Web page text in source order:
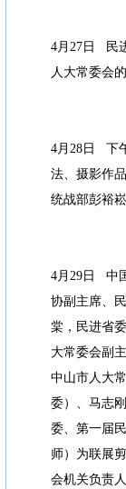
4月27日 民
人大常委会
4月28日 下
法、摄影作
统战部彭裕
4月29日 中
协副主席、
棠，民进省
大常委会副
中山市人大
委）、马志
委、第一届
师）为联展
会机关负责